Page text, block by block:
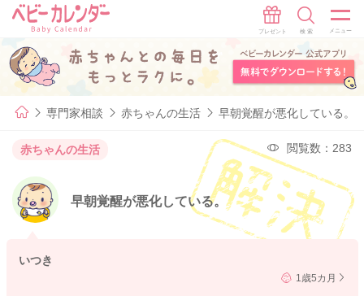
専門家相談 赤ちゃんの生活 早朝覚醒が悪化している。
赤ちゃんの生活 閲覧数：283
早朝覚醒が悪化している。
いつき
1歳5カ月